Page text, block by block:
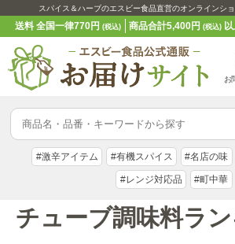
スパイス＆ハーブのエスビー食品直営のオンラインシ
送料 全国一律770円(税込) 商品合計5,400円 (税込)以
お
#激辛アイテム #有機スパイス #名店の味
#レンジ対応品 #町中華
チューブ調味料ラ